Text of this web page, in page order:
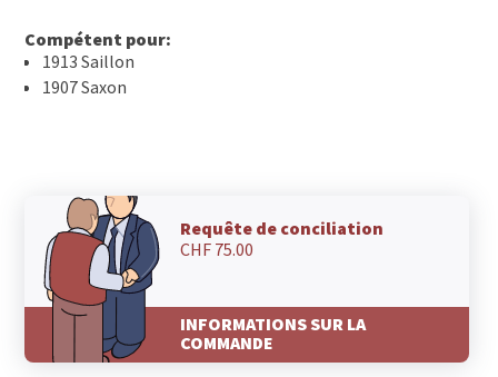
Compétent pour:
1913 Saillon
1907 Saxon
Requête de conciliation
CHF 75.00
INFORMATIONS SUR LA
COMMANDE